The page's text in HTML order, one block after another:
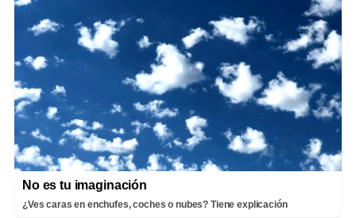
No es tu imaginación
¿Ves caras en enchufes, coches o nubes? Tiene explicación